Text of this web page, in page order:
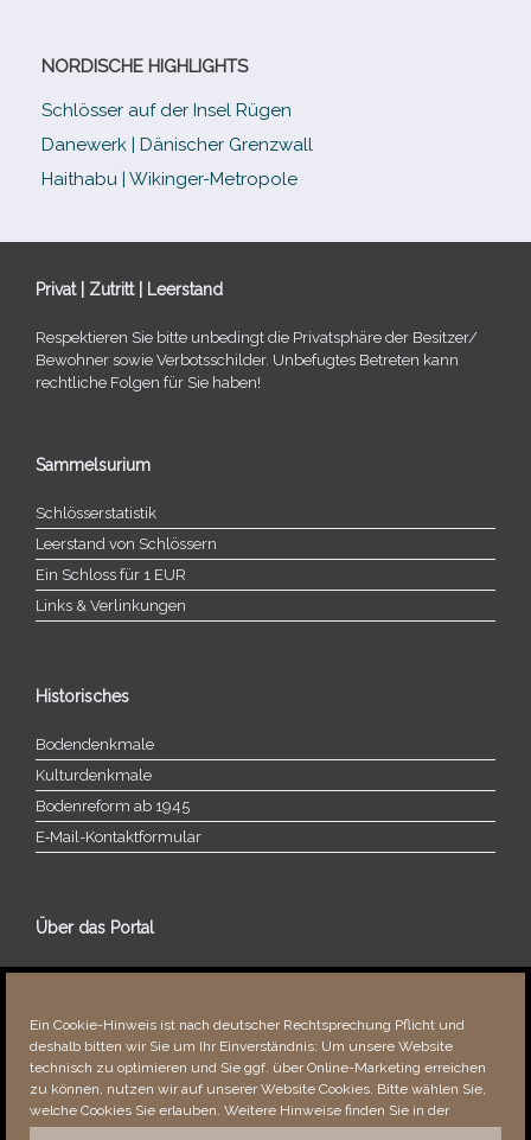
Ein Cookie-Hinweis ist nach deutscher Rechtsprechung Pflicht und
deshalb bitten wir Sie um Ihr Einverständnis: Um unsere Website
technisch zu optimieren und Sie ggf. über Online-Marketing erreichen
zu können, nutzen wir auf unserer Website Cookies. Bitte wählen Sie,
welche Cookies Sie erlauben. Weitere Hinweise finden Sie in der
NORDISCHE HIGHLIGHTS
Schlösser auf der Insel Rügen
Danewerk | Dänischer Grenzwall
Haithabu | Wikinger-Metropole
Privat | Zutritt | Leerstand
Respektieren Sie bitte unbe­dingt die Privatsphäre der Besitzer/​
Bewohner sowie Verbotsschilder. Unbefugtes Betreten kann
recht­li­che Folgen für Sie haben!
Sammelsurium
Schlösserstatistik
Leerstand von Schlössern
Ein Schloss für 1 EUR
Links & Verlinkungen
Historisches
Bodendenkmale
Kulturdenkmale
Bodenreform ab 1945
E‑Mail-​​Kontaktformular
Über das Portal
Über dieses Portal
Fehler bemerkt?